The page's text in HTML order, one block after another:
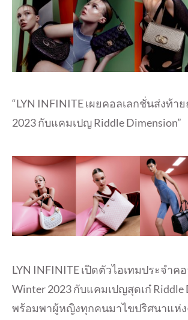
“LYN INFINITE เผยคอลเลกชั่นส่งท้า
2023 กับแคมเปญ Riddle Dimension”
LYN INFINITE เปิดตัวไอเทมประจำค
Winter 2023 กับแคมเปญสุดเก๋ Riddle
พร้อมพาผู้หญิงทุกคนมาไขปริศนาแห่